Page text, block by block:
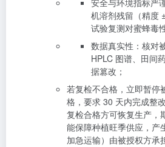
安全与环境指标严
机溶剂残留（精度
试验复测对蜜蜂毒
数据真实性：核对
HPLC 图谱、田间
据篡改；
若复检不合格，立即暂停
格，要求 30 天内完成整
复检合格方可恢复生产，
能保障种植旺季供应，产
加急运输）由被授权方承